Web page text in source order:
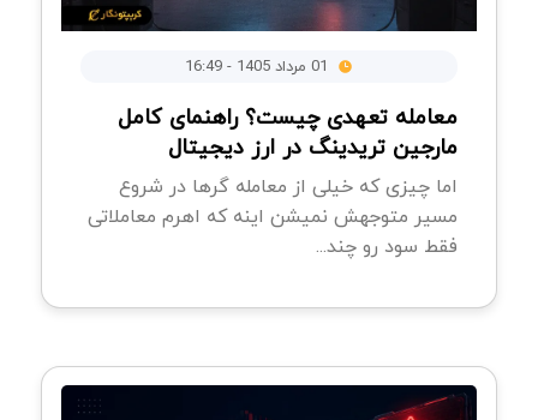
معامله تعهدی چیست؟ راهنمای کامل
مارجین تریدینگ در ارز دیجیتال
اما چیزی که خیلی از معامله گرها در شروع
مسیر متوجهش نمیشن اینه که اهرم معاملاتی
فقط سود رو چند...